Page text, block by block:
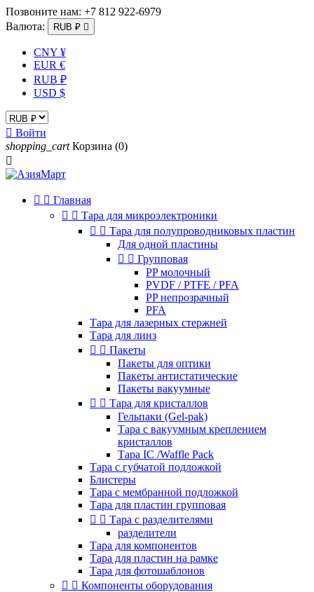
Позвоните нам: +7 812 922-6979
Валюта:
RUB ₽ 
CNY ¥
EUR €
RUB ₽
USD $
 Войти
shopping_cart Корзина (0)

  Главная
  Тара для микроэлектроники
  Тара для полупроводниковых пластин
Для одной пластины
  Групповая
PP молочный
PVDF / PTFE / PFA
PP непрозрачный
PFA
Тара для лазерных стержней
Тара для линз
  Пакеты
Пакеты для оптики
Пакеты антистатические
Пакеты вакуумные
  Тара для кристаллов
Гельпаки (Gel-pak)
Тара с вакуумным креплением
кристаллов
Тара IC /Waffle Pack
Тара с губчатой подложкой
Блистеры
Тара с мембранной подложкой
Тара для пластин групповая
  Тара с разделителями
разделители
Тара для компонентов
Тара для пластин на рамке
Тара для фотошаблонов
  Компоненты оборудования